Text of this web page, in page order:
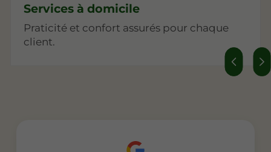
Services à domicile
Praticité et confort assurés pour chaque
client.